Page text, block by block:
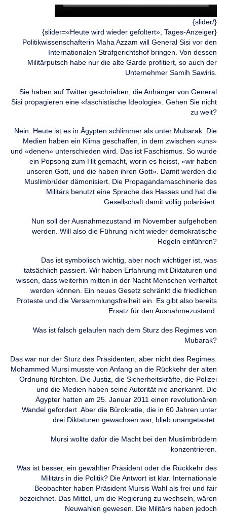
{/slider}
{slider=«Heute wird wieder gefoltert», Tages-Anzeiger}
Politikwissenschafterin Maha Azzam will General Sisi vor den
Internationalen Strafgerichtshof bringen. Von dessen
Militärputsch habe nur die alte Garde profitiert, so auch der
Unternehmer Samih Sawiris.
Sie haben auf Twitter geschrieben, die Anhänger von General
Sisi propagieren eine «faschistische Ideologie». Gehen Sie nicht
zu weit?
Nein. Heute ist es in Ägypten schlimmer als unter Mubarak. Die
Medien haben ein Klima geschaffen, in dem zwischen «uns»
und «denen» unterschieden wird. Das ist Faschismus. So wurde
ein Popsong zum Hit gemacht, worin es heisst, «wir haben
unseren Gott, und die haben ihren Gott». Damit werden die
Muslimbrüder dämonisiert. Die Propagandamaschinerie des
Militärs benutzt eine Sprache des Hasses und hat die
Gesellschaft damit völlig polarisiert.
Nun soll der Ausnahmezustand im November aufgehoben
werden. Will also die Führung nicht wieder demokratische
Regeln einführen?
Das ist symbolisch wichtig, aber noch wichtiger ist, was
tatsächlich passiert. Wir haben Erfahrung mit Diktaturen und
wissen, dass weiterhin mitten in der Nacht Menschen verhaftet
werden können. Ein neues Gesetz schränkt die friedlichen
Proteste und die Versammlungsfreiheit ein. Es gibt also bereits
Ersatz für den Ausnahmezustand.
Was ist falsch gelaufen nach dem Sturz des Regimes von
Mubarak?
Das war nur der Sturz des Präsidenten, aber nicht des Regimes.
Mohammed Mursi musste von Anfang an die Rückkehr der alten
Ordnung fürchten. Die Justiz, die Sicherheitskräfte, die Polizei
und die Medien haben seine Autorität nie anerkannt. Die
Ägypter hatten am 25. Januar 2011 einen revolutionären
Wandel gefordert. Aber die Bürokratie, die in 60 Jahren unter
drei Diktaturen gewachsen war, blieb unangetastet.
Mursi wollte dafür die Macht bei den Muslimbrüdern
konzentrieren.
Was ist besser, ein gewählter Präsident oder die Rückkehr des
Militärs in die Politik? Die Antwort ist klar. Internationale
Beobachter haben Präsident Mursis Wahl als frei und fair
bezeichnet. Das Mittel, um die Regierung zu wechseln, wären
Neuwahlen gewesen. Die Militärs haben jedoch